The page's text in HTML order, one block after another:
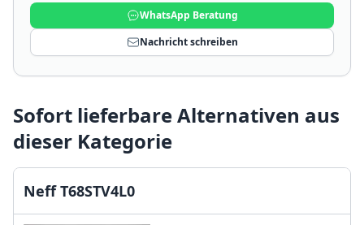
WhatsApp Beratung
Nachricht schreiben
Sofort lieferbare Alternativen aus
dieser Kategorie
Neff T68STV4L0